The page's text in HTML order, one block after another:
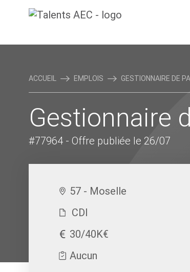
ACCUEIL EMPLOIS GESTIONNAIRE DE
Gestionnaire
#77964- Offre publiée le 26/07
57 - Moselle
CDI
30/40K€
Aucun